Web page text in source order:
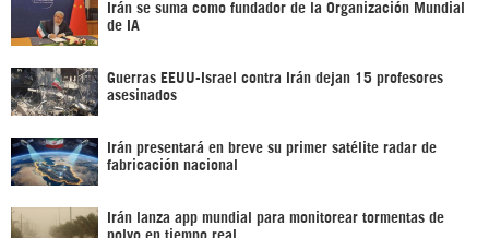
Irán se suma como fundador de la Organización Mundial
de IA
Guerras EEUU-Israel contra Irán dejan 15 profesores
asesinados
Irán presentará en breve su primer satélite radar de
fabricación nacional
Irán lanza app mundial para monitorear tormentas de
polvo en tiempo real